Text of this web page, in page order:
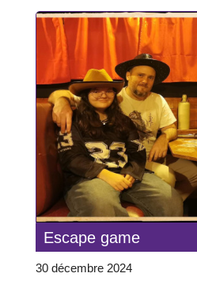
Escape game
30 décembre 2024